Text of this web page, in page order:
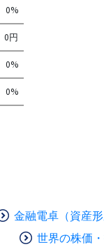
0%
0円
0%
0%
金融電卓（資産
世界の株価